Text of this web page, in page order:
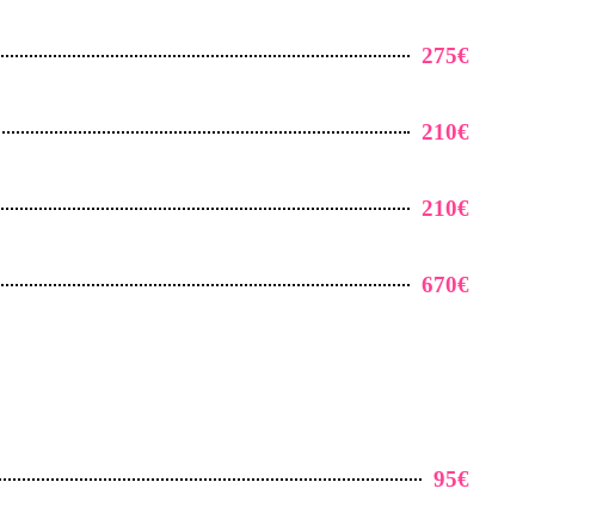
275€
210€
210€
670€
95€